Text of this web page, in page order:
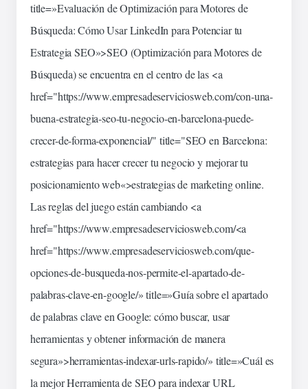
title=»Evaluación de Optimización para Motores de
Búsqueda: Cómo Usar LinkedIn para Potenciar tu
Estrategia SEO»>SEO (Optimización para Motores de
Búsqueda) se encuentra en el centro de las <a
href="https://www.empresadeserviciosweb.com/con-una-
buena-estrategia-seo-tu-negocio-en-barcelona-puede-
crecer-de-forma-exponencial/" title="SEO en Barcelona:
estrategiaspara hacer crecer tu negocio y mejorar tu
posicionamientoweb«>estrategias de marketing online.
Las reglas del juego están cambiando <a
href="https://www.empresadeserviciosweb.com/<a
href="https://www.empresadeserviciosweb.com/que-
opciones-de-busqueda-nos-permite-el-apartado-de-
palabras-clave-en-google/» title=»Guía sobre el apartado
de palabras clave en Google: cómo buscar, usar
herramientasy obtener información de manera
segura»>herramientas-indexar-urls-rapido/» title=»Cuál es
la mejor Herramienta de SEO para indexar URL